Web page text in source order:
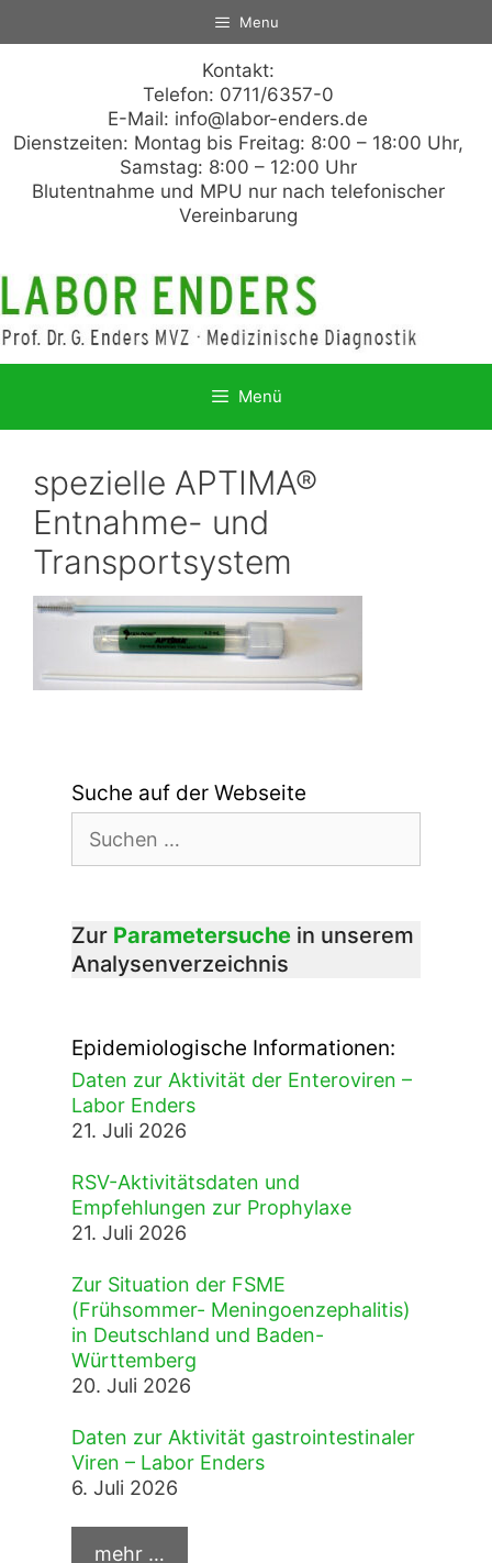
Menu
Kontakt:
Telefon: 0711/6357-0
E-Mail: info@labor-enders.de
Dienstzeiten: Montag bis Freitag: 8:00 – 18:00 Uhr,
Samstag: 8:00 – 12:00 Uhr
Blutentnahme und MPU nur nach telefonischer
Vereinbarung
Menü
spezielle APTIMA®
Entnahme- und
Transportsystem
Suche auf der Webseite
nach:
Zur Parametersuche in unserem
Analysenverzeichnis
Epidemiologische Informationen:
Daten zur Aktivität der Enteroviren –
Labor Enders
21. Juli 2026
RSV-Aktivitätsdaten und
Empfehlungen zur Prophylaxe
21. Juli 2026
Zur Situation der FSME
(Frühsommer- Meningoenzephalitis)
in Deutschland und Baden-
Württemberg
20. Juli 2026
Daten zur Aktivität gastrointestinaler
Viren – Labor Enders
6. Juli 2026